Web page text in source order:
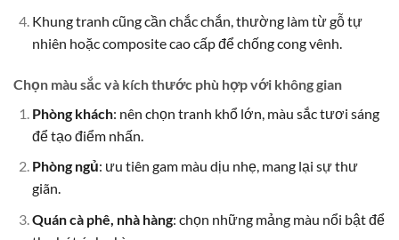
Khung tranh cũng cần chắc chắn, thường làm từ gỗ tự
nhiên hoặc composite cao cấp để chống cong vênh.
Chọn màu sắc và kích thước phù hợp với không gian
Phòng khách: nên chọn tranh khổ lớn, màu sắc tươi sáng
để tạo điểm nhấn.
Phòng ngủ: ưu tiên gam màu dịu nhẹ, mang lại sự thư
giãn.
Quán cà phê, nhà hàng: chọn những mảng màu nổi bật để